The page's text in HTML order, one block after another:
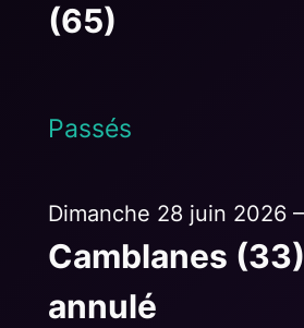
(65)
Passés
Dimanche 28 juin 2026
Camblanes
annulé